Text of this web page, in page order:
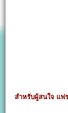
สำหรับผู้สนใจ แฟ